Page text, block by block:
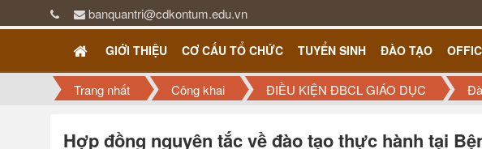
banquantri@cdkontum.edu.vn
GIỚI THIỆU CƠ CẤU TỔ CHỨC TUYỂN SINH ĐÀO TẠO
Trang nhất Công khai ĐIỀU KIỆN ĐBCL GIÁO DỤC
Hợp đồng nguyên tắc về đào tạo thực hành tại